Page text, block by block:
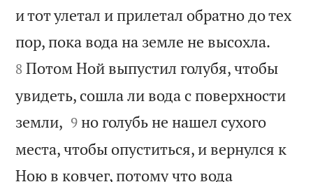
и тот улетал и прилетал обратно до тех
пор, пока вода на земле не высохла.
8 Потом Ной выпустил голубя, чтобы
увидеть, сошла ли вода с поверхности
земли, 

9 но голубь не нашел сухого
места, чтобы опуститься, и вернулся к
Ною в ковчег, потому что вода